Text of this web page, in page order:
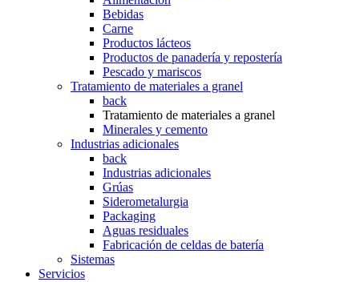
Bebidas
Carne
Productos lácteos
Productos de panadería y repostería
Pescado y mariscos
Tratamiento de materiales a granel
back
Tratamiento de materiales a granel
Minerales y cemento
Industrias adicionales
back
Industrias adicionales
Grúas
Siderometalurgia
Packaging
Aguas residuales
Fabricación de celdas de batería
Sistemas
Servicios